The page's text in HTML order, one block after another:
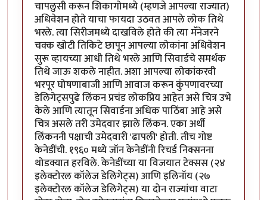
चापलुसी करून शिकागोमध्ये (म्हणजे आपल्या राज्यात)
अधिवेशन होते याचा फायदा उठवत आपले लोक तिथे
भरले. त्या सिरीजमध्ये दाखविले होते की त्या मॅनेजरने
चक्क खोटी तिकिटे छापून आपल्या लोकांना अधिवेशन
सुरू व्हायच्या आधी तिथे भरले आणि सिवार्डचे समर्थक
तिथे जाऊ शकले नाहीत. अशा आपल्या लोकांकरवी
भरपूर घोषणाबाजी आणि आवाज करून कुंपणावरच्या
डेलिगेट्सपुढे लिंकन प्रचंड लोकप्रिय आहेत असे चित्र उभे
केले आणि त्यातून सिवार्डना अधिक पाठिंबा आहे असे
चित्र असले तरी उमेदवार झाले लिंकन. एका अर्थी
लिंकननी पक्षाची उमेदवारी 'ढापली' होती. तीच गोष्ट
केनेडींची. १९६० मध्ये जॉन केनेडींनी रिचर्ड निक्सनना
थोडक्यात हरविले. केनेडींच्या या विजयात टेक्सस (२४
इलेक्टोरल कॉलेज डेलिगेट्स) आणि इलिनॉय (२७
इलेक्टोरल कॉलेज डेलिगेट्स) या दोन राज्यांचा वाटा